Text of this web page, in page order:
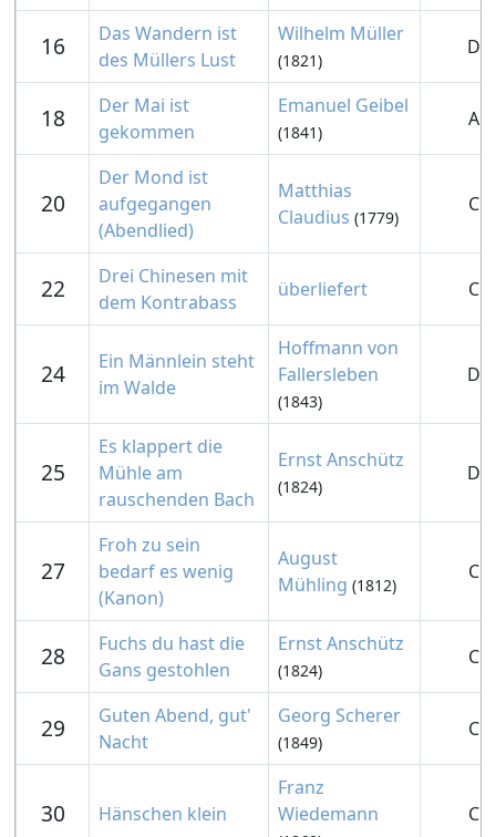
16
Das Wandern ist
des Müllers Lust
Wilhelm Müller
(1821)
D
18
Der Mai ist
gekommen
Emanuel Geibel
(1841)
A
20
Der Mond ist
aufgegangen
(Abendlied)
Matthias
Claudius (1779)
C
22
Drei Chinesen mit
dem Kontrabass
überliefert C
24
Ein Männlein steht
im Walde
Hoffmann von
Fallersleben
(1843)
D
25
Es klappert die
Mühle am
rauschenden Bach
Ernst Anschütz
(1824)
D
27
Froh zu sein
bedarf es wenig
(Kanon)
August
Mühling (1812)
C
28
Fuchs du hast die
Gans gestohlen
Ernst Anschütz
(1824)
C
29
Guten Abend, gut'
Nacht
Georg Scherer
(1849)
C
30 Hänschen klein
Franz
Wiedemann
C